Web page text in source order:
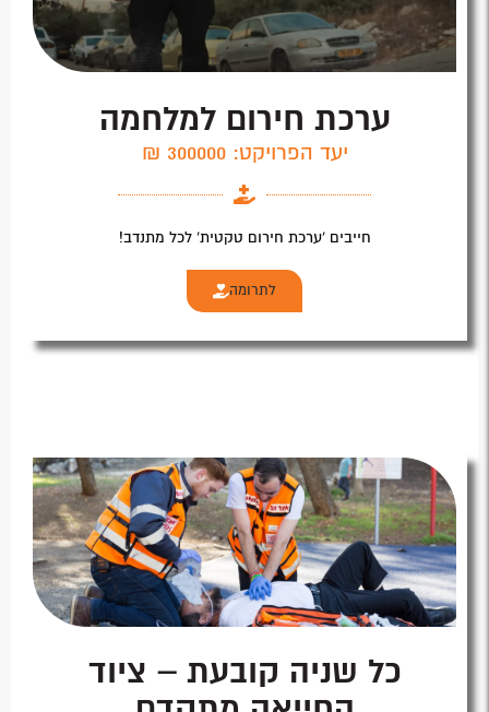
ערכת חירום למלחמה
יעד הפרויקט: 300000 ₪
חייבים 'ערכת חירום טקטית' לכל מתנדב!​
לתרומה
כל שניה קובעת – ציוד